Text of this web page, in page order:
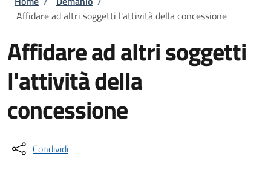
Affidare ad altri soggetti l'attività della concessione
Affidare ad altri soggetti
l'attività della
concessione
Condividi